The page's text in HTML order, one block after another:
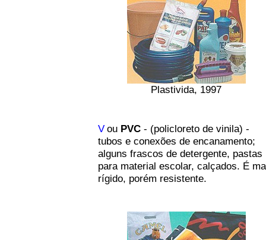
Plastivida, 1997
V ou PVC- (policloreto de vinila) -
tubos e conexões de encanamento;
alguns frascos de detergente, pastas
para material escolar, calçados. É
rígido, porém resistente.